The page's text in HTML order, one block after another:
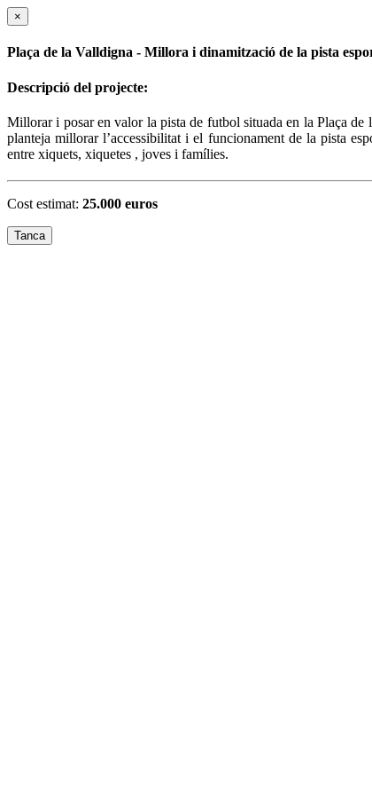
×
Plaça de la Valldigna - Millora i dinamització de la pista
Descripció del projecte:
Millorar i posar en valor la pista de futbol situada en la Plaça
planteja millorar l’accessibilitat i el funcionament de la pista
entre xiquets, xiquetes , joves i famílies.
Cost estimat: 25.000 euros
Tanca